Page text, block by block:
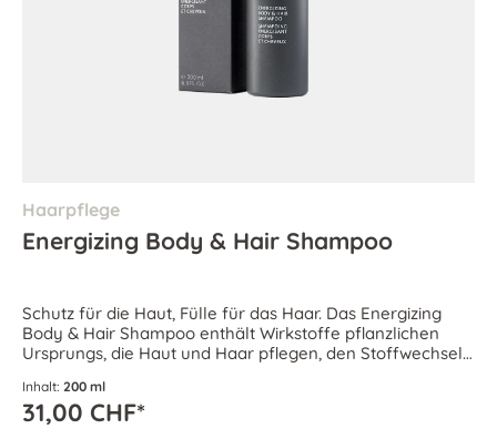
Haarpflege
Energizing Body & Hair Shampoo
Schutz für die Haut, Fülle für das Haar. Das Energizing
Body & Hair Shampoo enthält Wirkstoffe pflanzlichen
Ursprungs, die Haut und Haar pflegen, den Stoffwechsel
Inhalt: 200 ml
31,00 CHF*